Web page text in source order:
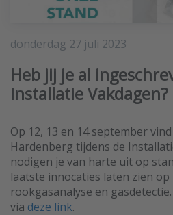
donderdag 27 juli 2023
Hitma Handmeters
Heb jij je al
Installatie Vakdagen?
Op 12, 13 en 14 september
Hardenberg tijdens de
nodigen je van harte uit op
laatste innocaties laten zien
rookgasanalyse en
via deze link.